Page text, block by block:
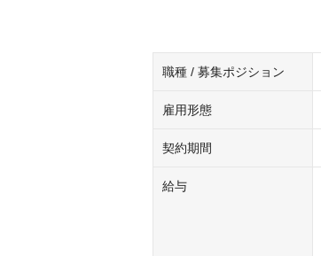
職種 / 募集ポジション
雇用形態
契約期間
給与